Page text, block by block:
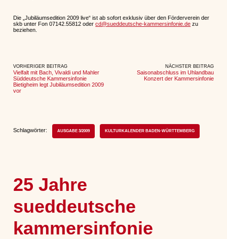
Die „Jubiläumsedition 2009 live“ ist ab sofort exklusiv über den Förderverein der
skb unter Fon 07142.55812 odercd@sueddeutsche-kammersinfonie.de zu
beziehen.
VORHERIGER BEITRAG
Vielfalt mit Bach, Vivaldi und Mahler
Süddeutsche Kammersinfonie
Bietigheim legt Jubiläumsedition 2009
vor
NÄCHSTER BEITRAG
Saisonabschluss im Uhlandbau
Konzert der Kammersinfonie
Schlagwörter: AUSGABE 3/2009 KULTURKALENDER BADEN-WÜRTTEMBERG
25 Jahre
sueddeutsche
kammersinfonie